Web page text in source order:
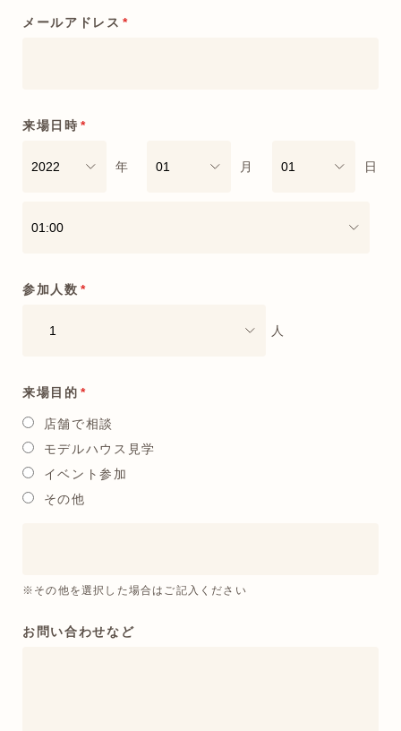
メールアドレス *
来場日時 *
年 月 日
参加人数 *
人
来場目的 *
店舗で相談
モデルハウス見学
イベント参加
その他
※その他を選択した場合はご記入ください
お問い合わせなど